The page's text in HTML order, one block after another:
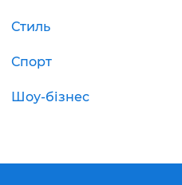
Стиль
Спорт
Шоу-бізнес